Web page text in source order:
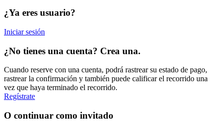
¿Ya eres usuario?
Iniciar sesión
¿No tienes una cuenta? Crea una.
Cuando reserve con una cuenta, podrá rastrear su estado de pago,
rastrear la confirmación y también puede calificar el recorrido una
vez que haya terminado el recorrido.
Regístrate
O continuar como invitado